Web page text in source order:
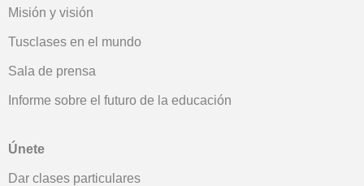
Misión y visión
Tusclases en el mundo
Sala de prensa
Informe sobre el futuro de la educación
Únete
Dar clases particulares